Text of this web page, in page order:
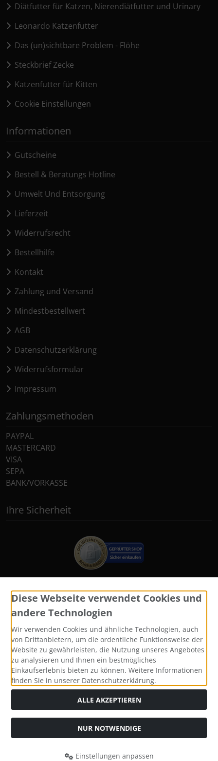
Diätfutter für Katzen, Nierendiätfutter und Urinary
Leonardo Katzenfutter
Das (un)sichtbare Problem - Flöhe
Steckbrief Zecke
Katzenfutter für Kitten
Cookie Einstellungen
Informationen
Gutscheine
Bestell & Beratungs Hotline
Umwelt Und Entsorgung
Lieferzeit
Widerrufsrecht
Bestellhilfe
Kontakt
Zahlung und Versand
Mindestbestellwert
AGB
Datenschutzerklärung
Widerrufsformular
Impressum
Zahlungsmethoden
PAYPAL
MASTERCARD
VISA
SEPA
BANK/VORKASSE
Ihre Sicherheit
Widerrufsformular
Alle Preise inkl. gesetzl. MwSt. zzgl.Versandkosten
bei Katzen und Hundefutter, Yomis Onlineshop.
Katzen und Hundefutter, Yomis Onlineshop © 2026 |
Diese Webseite verwendet Cookies und
andere Technologien
Wir verwenden Cookies und ähnliche Technologien, auch
von Drittanbietern, um die ordentliche Funktionsweise der
Website zu gewährleisten, die Nutzung unseres Angebotes
zu analysieren und Ihnen ein bestmögliches
Einkaufserlebnis bieten zu können. Weitere Informationen
finden Sie in unserer Datenschutzerklärung.
ALLE AKZEPTIEREN
NUR NOTWENDIGE
Einstellungen anpassen